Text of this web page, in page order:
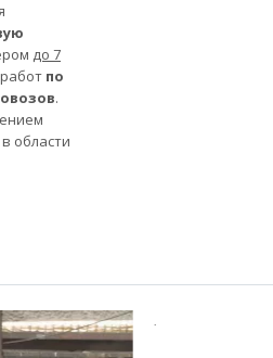
до 7
по
.
области